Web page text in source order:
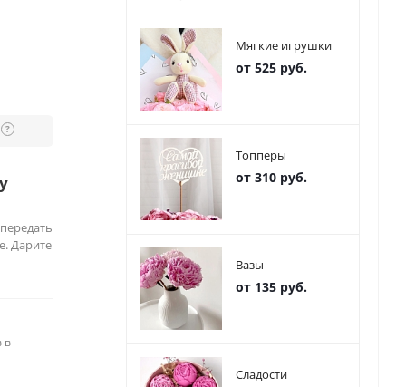
?
Дарите
в
Мягкие игрушки
от 525 руб.
Топперы
от 310 руб.
Вазы
от 135 руб.
Сладости